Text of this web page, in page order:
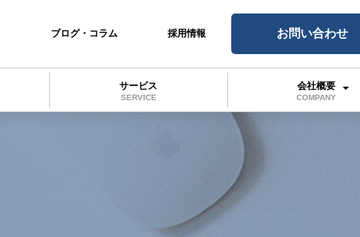
ブログ・コラム 採用情報 お問い合わせ
サービス
SERVICE
会社概要
COMPANY